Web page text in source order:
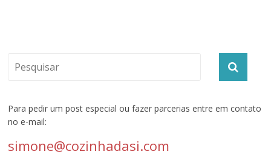
Para pedir um post especial ou fazer parcerias entre em contato
no e-mail:
simone@cozinhadasi.com